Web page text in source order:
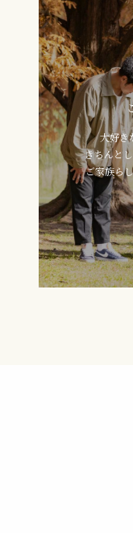
大好き
きちんと
ご家族ら